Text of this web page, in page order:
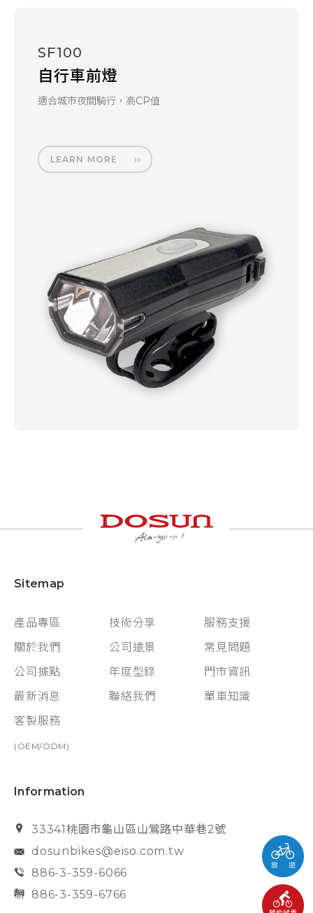
SF100
自行車前燈
適合城市夜間騎行，高CP值
LEARN MORE
Sitemap
產品專區 技術分享
服務支援
關於我們
公司遠景
常見問題
公司據點
年度型錄
門市資訊
最新消息
聯絡我們
單車知識
客製服務
(OEM/ODM)
Information
33341桃園市龜山區山鶯路中華巷2號
dosunbikes@eiso.com.tw
886-3-359-6066
886-3-359-6766